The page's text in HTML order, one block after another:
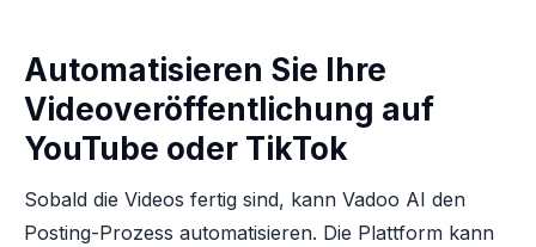
Automatisieren Sie Ihre
Videoveröffentlichung auf
YouTube oder TikTok
Sobald die Videos fertig sind, kann Vadoo AI den
Posting-Prozess automatisieren. Die Plattform kann